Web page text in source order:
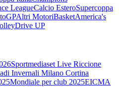
LeagueCalcio EsteroSupercoppa
Altri MotoriBasketAmerica's
Drive UP
Sportmediaset Live Riccione
Invernali Milano Cortina
Mondiale per club 2025EICMA